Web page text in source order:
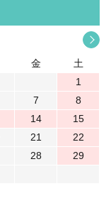
>
金
土
1
7
8
14
15
21
22
28
29